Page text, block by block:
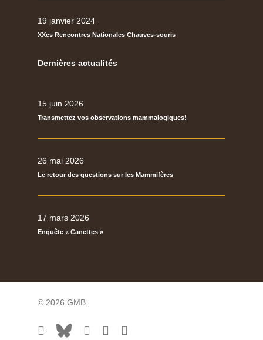
19 janvier 2024
XXes Rencontres Nationales Chauves-souris
Dernières actualités
15 juin 2026
Transmettez vos observations mammalogiques!
26 mai 2026
Le retour des questions sur les Mammifères
17 mars 2026
Enquête « Canettes »
© 2026 GMB.
facebook
bluesky vimeoRSS flickr